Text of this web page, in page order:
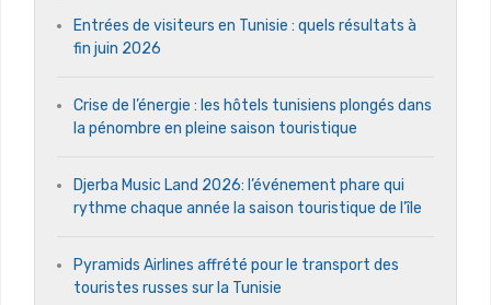
Entrées de visiteurs en Tunisie : quels résultats à
fin juin 2026
Crise de l’énergie : les hôtels tunisiens plongés dans
la pénombre en pleine saison touristique
Djerba Music Land 2026: l’événement phare qui
rythme chaque année la saison touristique de l’île
Pyramids Airlines affrété pour le transport des
touristes russes sur la Tunisie